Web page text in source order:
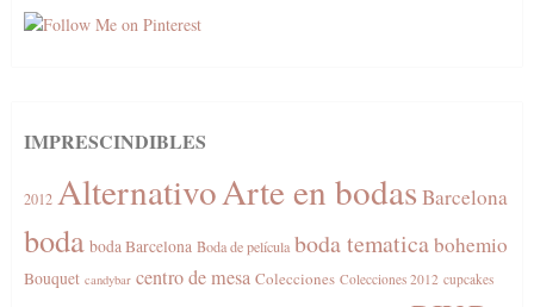
IMPRESCINDIBLES
2012 AlternativoArte en bodas Barcelona
boda boda Barcelona Boda de película boda tematicabohemio
Bouquet candybar centro de mesa Colecciones Colecciones 2012 cupcakes